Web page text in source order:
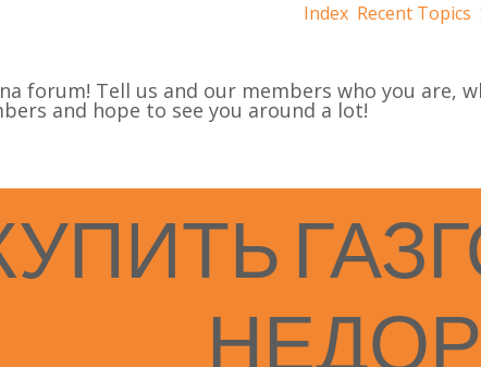
Index Recent Topics
forum! Tell us and our members who you are,
and hope to see you around a lot!